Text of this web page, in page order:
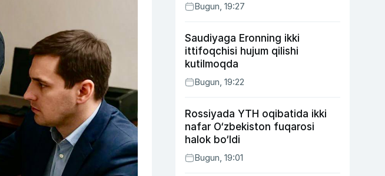
Bugun, 19:27
Saudiyaga Eronning ikki
ittifoqchisi hujum qilishi
kutilmoqda
Bugun, 19:22
Rossiyada YTH oqibatida ikki
nafar O‘zbekiston fuqarosi
halok bo‘ldi
Bugun, 19:01